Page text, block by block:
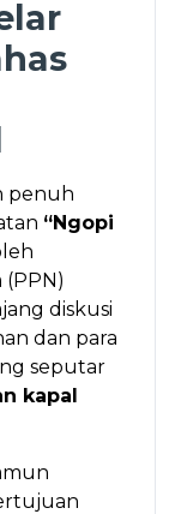
penuh
“Ngopi
diskusi
dan para
seputar
kapal